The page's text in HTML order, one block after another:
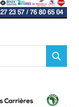
SEARCH